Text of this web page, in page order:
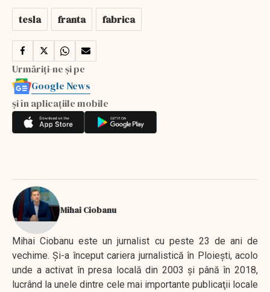
tesla franta fabrica
Urmăriți-ne și pe
Google News
și în aplicațiile mobile
Mihai Ciobanu
Mihai Ciobanu este un jurnalist cu peste 23 de ani de
vechime. Şi-a început cariera jurnalistică în Ploieşti, acolo
unde a activat în presa locală din 2003 şi până în 2018,
lucrând la unele dintre cele mai importante publicaţii locale